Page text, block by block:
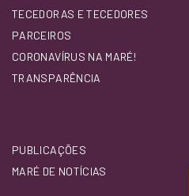
TECEDORAS E TECEDORES
PARCEIROS
CORONAVÍRUS NA MARÉ!
TRANSPARÊNCIA
PUBLICAÇÕES
MARÉ DE NOTÍCIAS